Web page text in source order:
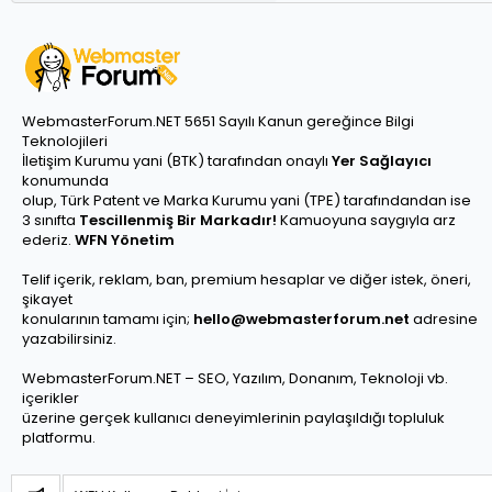
WebmasterForum.NET 5651 Sayılı Kanun gereğince Bilgi
Teknolojileri
İletişim Kurumu yani (BTK) tarafından onaylı Yer Sağlayıcı
konumunda
olup, Türk Patent ve Marka Kurumu yani (TPE) tarafındandan ise
3 sınıfta Tescillenmiş Bir Markadır! Kamuoyuna saygıyla arz
ederiz. WFN Yönetim
Telif içerik, reklam, ban, premium hesaplar ve diğer istek, öneri,
şikayet
konularının tamamı için; hello@webmasterforum.net adresine
yazabilirsiniz.
WebmasterForum.NET – SEO, Yazılım, Donanım, Teknoloji vb.
içerikler
üzerine gerçek kullanıcı deneyimlerinin paylaşıldığı topluluk
platformu.